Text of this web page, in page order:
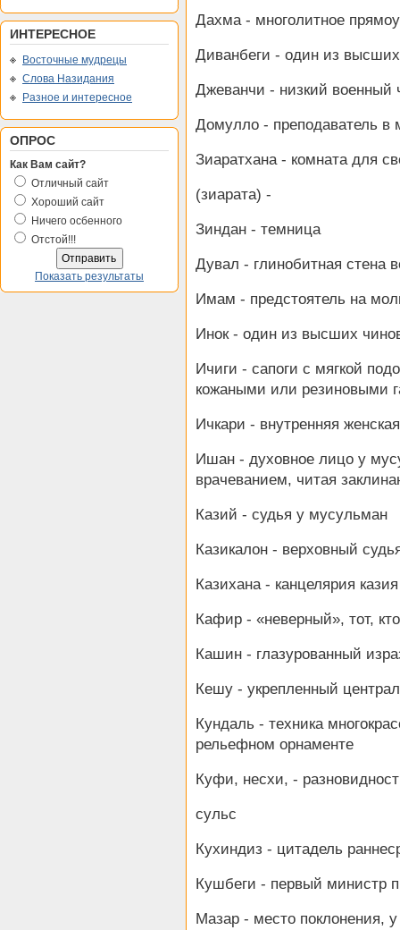
ИНТЕРЕСНОЕ
Восточные мудрецы
Слова Назидания
Разное и интересное
ОПРОС
Как Вам сайт?
Отличный сайт
Хороший сайт
Ничего осбенного
Отстой!!!
Показать результаты
Дахма - многолитное
Диванбеги - один из
Джеванчи - низкий военный
Домулло - преподаватель в
Зиаратхана - комната для
(зиарата) -
Зиндан - темница
Дувал - глинобитная стена
Имам - предстоятель на
Инок - один из высших
Ичиги - сапоги с мягкой
кожаными или резиновыми
Ичкари - внутренняя
Ишан - духовное лицо у
врачеванием, читая
Казий - судья у мусульман
Казикалон - верховный
Казихана - канцелярия казия
Кафир - «неверный», тот,
Кашин - глазурованный
Кешу - укрепленный
Кундаль - техника
рельефном орнаменте
Куфи, несхи, -
сульс
Кухиндиз - цитадель
Кушбеги - первый министр
Мазар - место поклонения,